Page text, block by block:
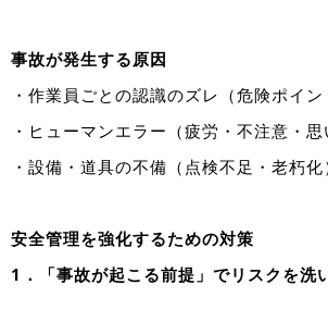
事故が発生する原因
・作業員ごとの認識のズレ（危険ポイン
・ヒューマンエラー（疲労・不注意・思
・設備・道具の不備（点検不足・老朽化
安全管理を強化するための対策
1．「事故が起こる前提」でリスクを洗